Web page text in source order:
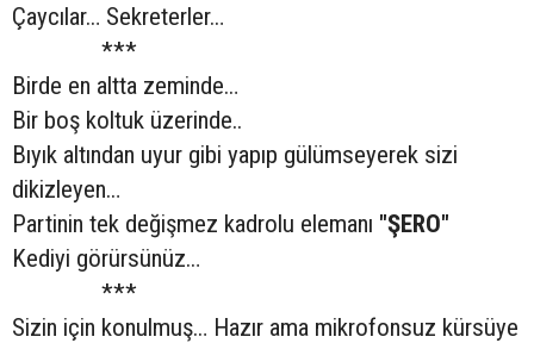
Çaycılar… Sekreterler…
***
Birde en altta zeminde…
Bir boş koltuk üzerinde..
Bıyık altından uyur gibi yapıp gülümseyerek sizi
dikizleyen…
Partinin tek değişmez kadrolu elemanı "ŞERO"
Kediyi görürsünüz…
***
Sizin için konulmuş… Hazır ama mikrofonsuz kürsüye